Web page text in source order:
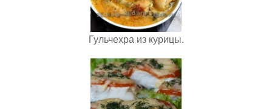
Гульчехра из курицы.